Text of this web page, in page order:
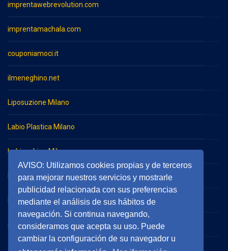
AVISO: Utilizamos cookies propias y de terceros
para mejorar nuestros servicios y mostrarle
publicidad relacionada con sus preferencias
mediante el análisis de sus hábitos de
navegación. Si continua navegando,
consideramos que acepta su uso. Puede
cambiar la configuración de su navegador u
imprentawebrevolution.com
imprentamachala.com
couponiamoci.it
ilmeneghino.net
Liposuzione Milano
Labio Plastica Milano
Imbianchino Milano
Impresa di pulizie Milano
Impresa di pulizie Monza
serramentieinfissimilano.it